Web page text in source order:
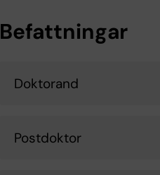
Befattningar
Doktorand
Postdoktor